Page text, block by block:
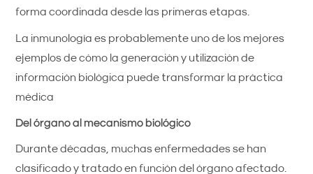
forma coordinada desde las primeras etapas.
La inmunología es probablemente uno de los mejores
ejemplos de cómo la generación y utilización de
información biológica puede transformar la práctica
médica
Del órgano al mecanismo biológico
Durante décadas, muchas enfermedades se han
clasificado y tratado en función del órgano afectado.